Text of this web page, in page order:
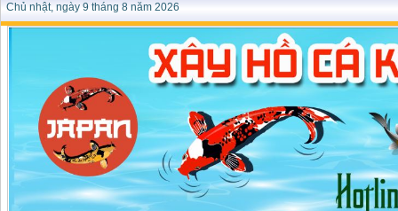
Chủ nhật, ngày 9 tháng 8 năm 2026